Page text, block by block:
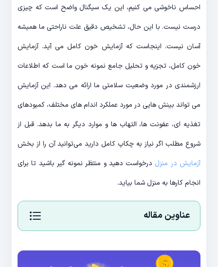
احساس ناخوشی می کنیم، این یک سیگنال واضح است که چیزی
درست نیست. با این حال، تشخیص دقیق علت ناراحتی ما همیشه
آسان نیست. اینجاست که آزمایش خون کامل می آید. آزمایش
خون کامل، تجزیه و تحلیل جامع نمونه خون ما است که اطلاعات
ارزشمندی در مورد وضعیت سلامتی ما ارائه می دهد. این آزمایش
می تواند بینش هایی در مورد عملکرد اندام های مختلف، کمبودهای
تغذیه ای، عفونت ها، التهاب ها و موارد دیگر به ما بدهد. قبل از
شروع مطلب اگر نیاز به چکاپ کامل دارید می‌توانید آن را از بخش
آزمایش در منزل درخواست دهید و منتظر نمونه گیر باشید تا برای
انجام کارها به منزل شما بیاید.
عناوین مقاله